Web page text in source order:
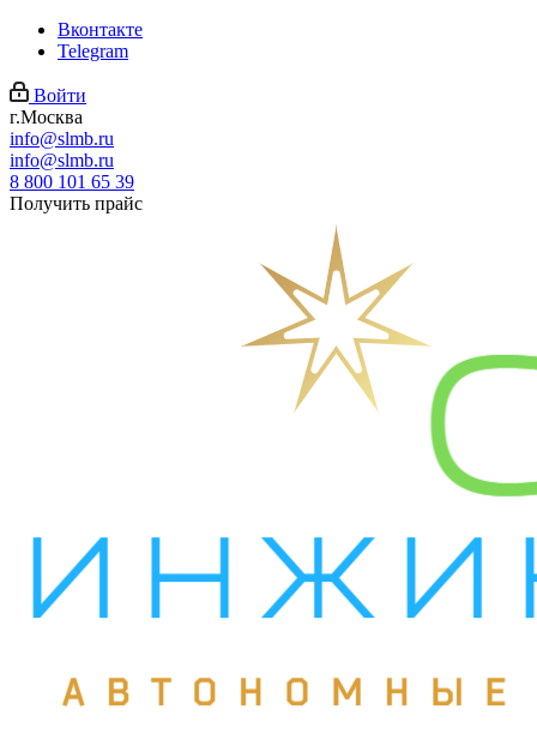
Вконтакте
Telegram
Войти
г.Москва
info@slmb.ru
info@slmb.ru
8 800 101 65 39
Получить прайс